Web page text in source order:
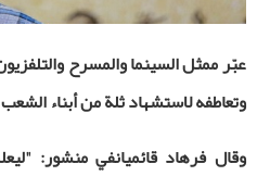
عبّر ممثل السينما والمسرح
وتعاطفه لاستشهاد ثلة من أبناء الشعب
وقال فرهاد قائميانفي منشور: